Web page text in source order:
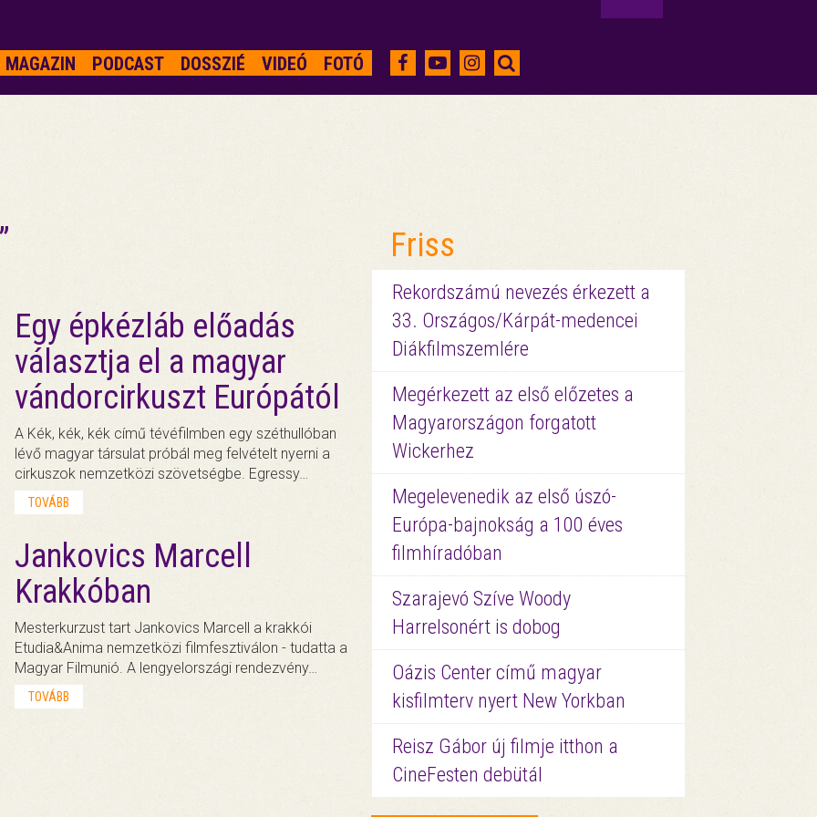
MAGAZIN PODCAST DOSSZIÉ VIDEÓ FOTÓ
Egy épkézláb előadás
választja el a magyar
vándorcirkuszt Európától
A Kék, kék, kék című tévéfilmben egy széthullóban
lévő magyar társulat próbál meg felvételt nyerni a
cirkuszok nemzetközi szövetségbe. Egressy…
TOVÁBB
Jankovics Marcell
Krakkóban
Mesterkurzust tart Jankovics Marcell a krakkói
Etudia&Anima nemzetközi filmfesztiválon - tudatta a
Magyar Filmunió. A lengyelországi rendezvény…
TOVÁBB
Friss
Rekordszámú nevezés érkezett a
33. Országos/Kárpát-medencei
Diákfilmszemlére
Megérkezett az első előzetes a
Magyarországon forgatott
Wickerhez
Megelevenedik az első úszó-
Európa-bajnokság a 100 éves
filmhíradóban
Szarajevó Szíve Woody
Harrelsonért is dobog
Oázis Center című magyar
kisfilmterv nyert New Yorkban
Reisz Gábor új filmje itthon a
CineFesten debütál